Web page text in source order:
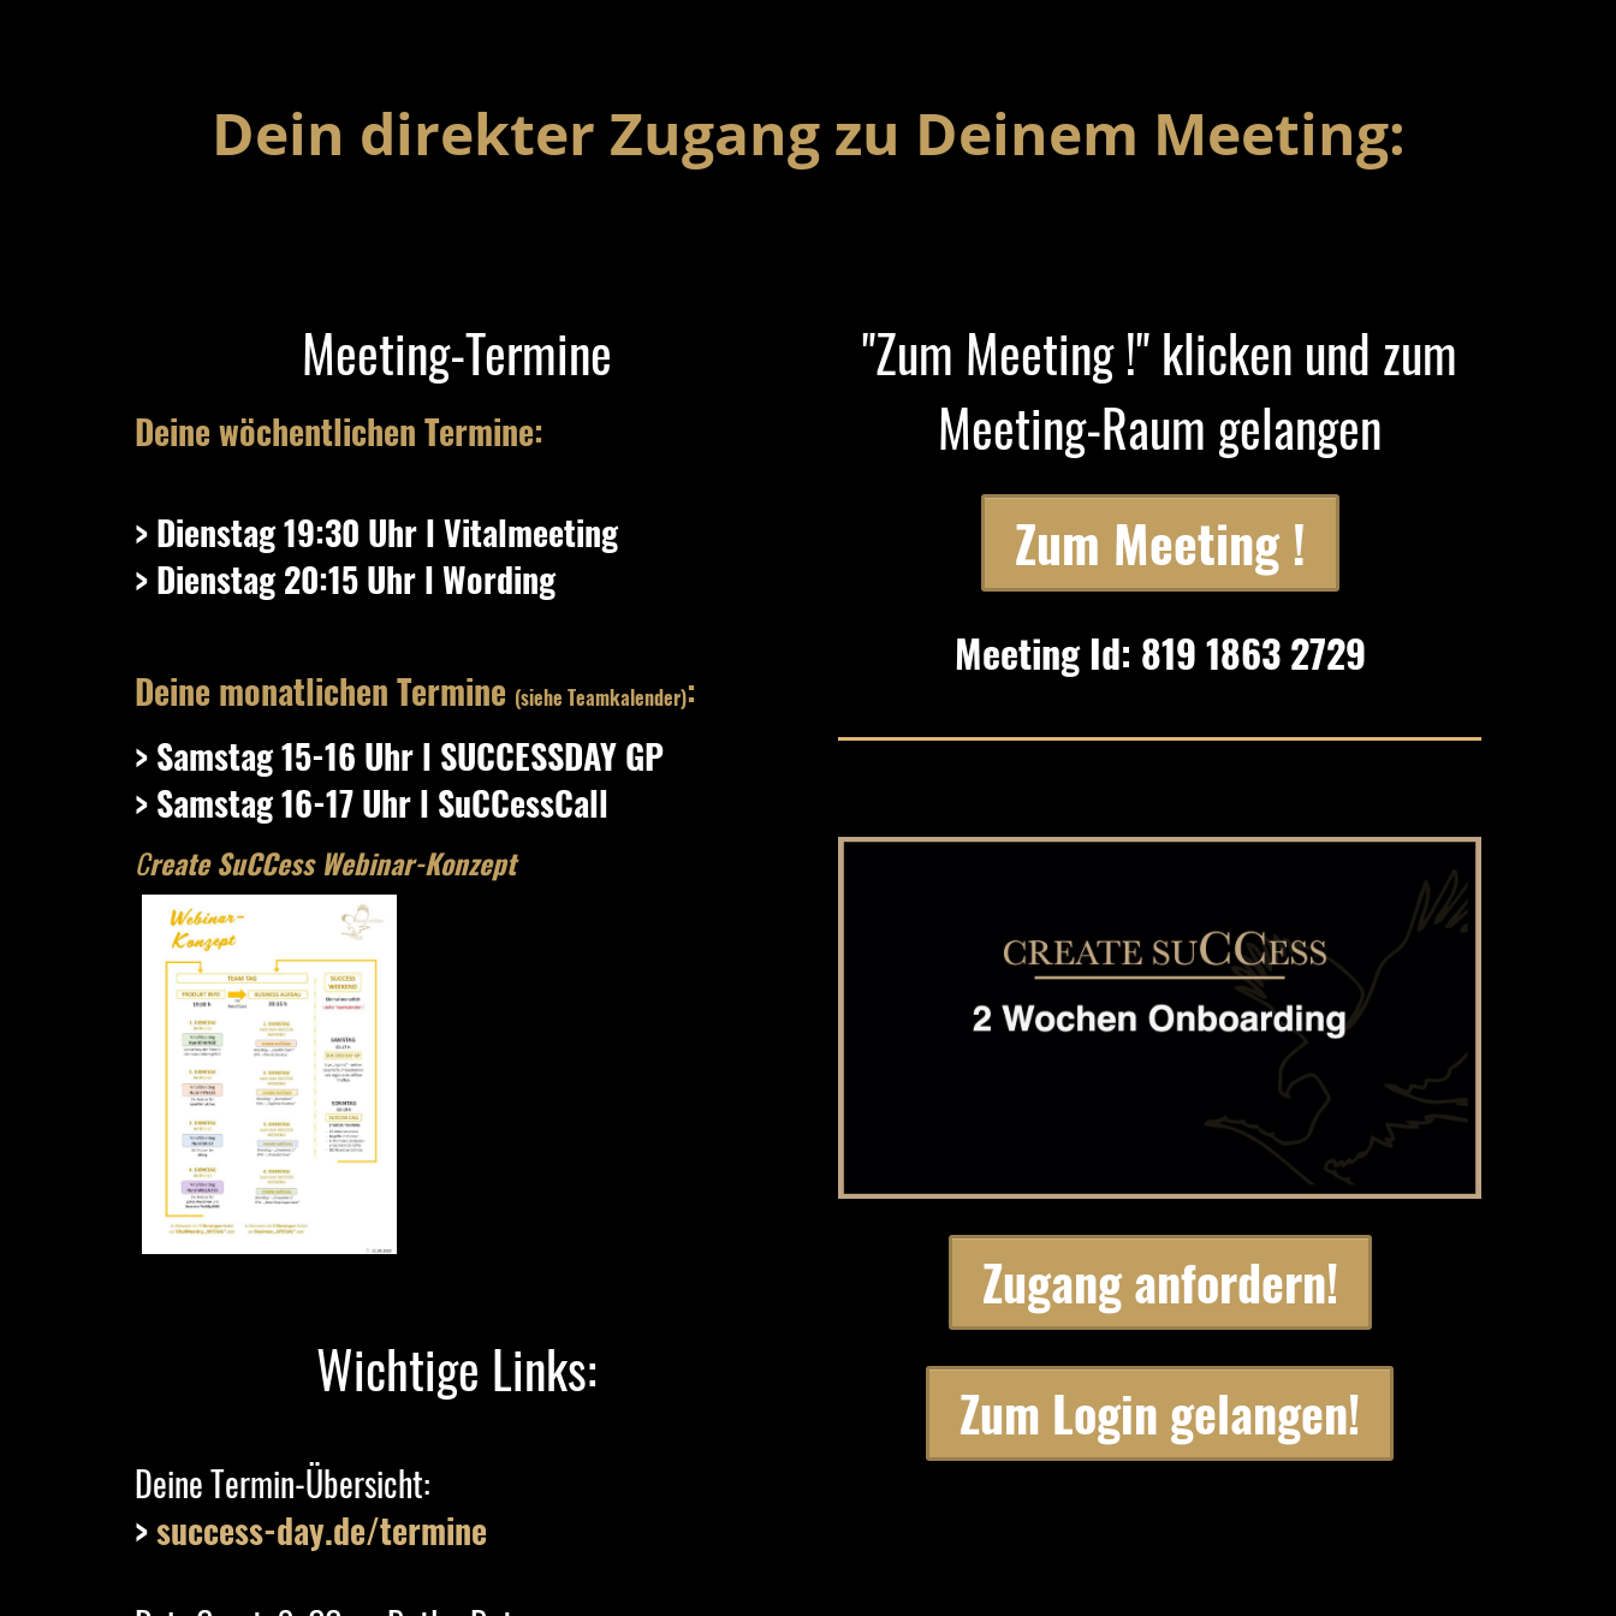
Dein direkter Zugang zu Deinem Meeting:
Meeting-Termine
Deine wöchentlichen Termine:
> Dienstag 19:30 UhrlVitalmeeting
> Dienstag 20:15 Uhr l Wording
Deine monatlichen Termine (siehe Teamkalender):
> Samstag 15-16 Uhr l SUCCESSDAY GP
> Samstag 16-17 Uhrl SuCCessCall
Create SuCCess Webinar-Konzept
Wichtige Links:
Deine Termin-Übersicht:
>success-day.de/termine
"Zum Meeting !" klicken und zum
Meeting-Raum gelangen
Zum Meeting !
Meeting Id: 819 1863 2729
Zugang anfordern!
Zum Login gelangen!